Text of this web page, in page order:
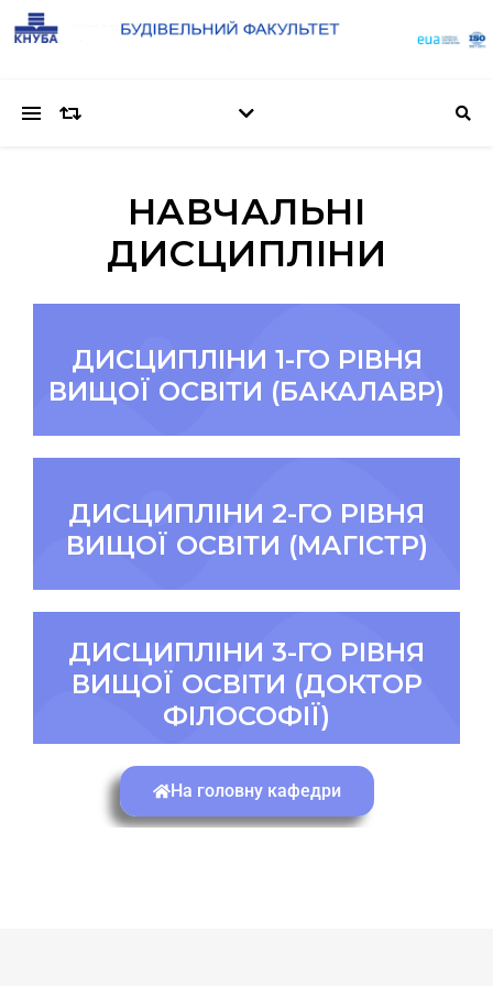
НАВЧАЛЬНІ
ДИСЦИПЛІНИ
ДИСЦИПЛІНИ 1-ГО РІВНЯ
ВИЩОЇ ОСВІТИ (БАКАЛАВР)
ДИСЦИПЛІНИ 2-ГО РІВНЯ
ВИЩОЇ ОСВІТИ (МАГІСТР)
ДИСЦИПЛІНИ 3-ГО РІВНЯ
ВИЩОЇ ОСВІТИ (ДОКТОР
ФІЛОСОФІЇ)
На головну кафедри